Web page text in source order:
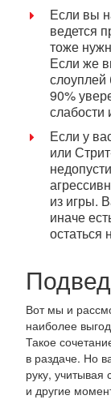
Если вы
ведется
тоже
Если же
слоуплей
90%
слабости
Если у
или
из игры.
иначе
остаться
Вот мы и
наиболее
Такое
в раздаче. Но
руку,
и другие